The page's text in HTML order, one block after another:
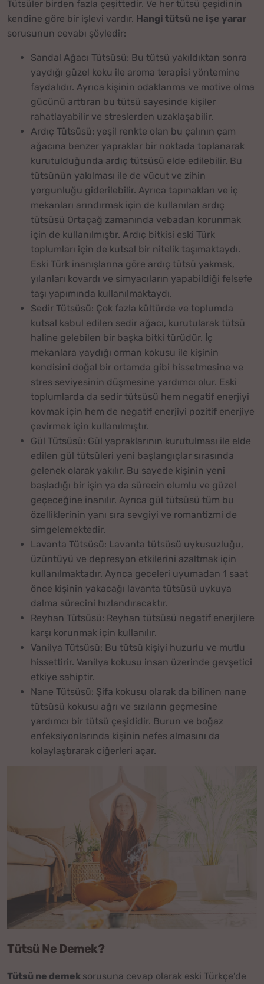
Tütsüler birden fazla çeşittedir. Ve her tütsü çeşidinin
kendine göre bir işlevi vardır. Hangi tütsü ne işe yarar
sorusunun cevabı şöyledir:
Sandal Ağacı Tütsüsü: Bu tütsü yakıldıktan sonra
yaydığı güzel koku ile aroma terapisi yöntemine
faydalıdır. Ayrıca kişinin odaklanma ve motive olma
gücünü arttıran bu tütsü sayesinde kişiler
rahatlayabilir ve streslerden uzaklaşabilir.
Ardıç Tütsüsü: yeşil renkte olan bu çalının çam
ağacına benzer yapraklar bir noktada toplanarak
kurutulduğunda ardıç tütsüsü elde edilebilir. Bu
tütsünün yakılması ile de vücut ve zihin
yorgunluğu giderilebilir. Ayrıca tapınakları ve iç
mekanları arındırmak için de kullanılan ardıç
tütsüsü Ortaçağ zamanında vebadan korunmak
için de kullanılmıştır. Ardıç bitkisi eski Türk
toplumları için de kutsal bir nitelik taşımaktaydı.
Eski Türk inanışlarına göre ardıç tütsü yakmak,
yılanları kovardı ve simyacıların yapabildiği felsefe
taşı yapımında kullanılmaktaydı.
Sedir Tütsüsü: Çok fazla kültürde ve toplumda
kutsal kabul edilen sedir ağacı, kurutularak tütsü
haline gelebilen bir başka bitki türüdür. İç
mekanlara yaydığı orman kokusu ile kişinin
kendisini doğal bir ortamda gibi hissetmesine ve
stres seviyesinin düşmesine yardımcı olur. Eski
toplumlarda da sedir tütsüsü hem negatif enerjiyi
kovmak için hem de negatif enerjiyi pozitif enerjiye
çevirmek için kullanılmıştır.
Gül Tütsüsü: Gül yapraklarının kurutulması ile elde
edilen gül tütsüleri yeni başlangıçlar sırasında
gelenek olarak yakılır. Bu sayede kişinin yeni
başladığı bir işin ya da sürecin olumlu ve güzel
geçeceğine inanılır. Ayrıca gül tütsüsü tüm bu
özelliklerinin yanı sıra sevgiyi ve romantizmi de
simgelemektedir.
Lavanta Tütsüsü: Lavanta tütsüsü uykusuzluğu,
üzüntüyü ve depresyon etkilerini azaltmak için
kullanılmaktadır. Ayrıca geceleri uyumadan 1 saat
önce kişinin yakacağı lavanta tütsüsü uykuya
dalma sürecini hızlandıracaktır.
Reyhan Tütsüsü: Reyhan tütsüsü negatif enerjilere
karşı korunmak için kullanılır.
Vanilya Tütsüsü: Bu tütsü kişiyi huzurlu ve mutlu
hissettirir. Vanilya kokusu insan üzerinde gevşetici
etkiye sahiptir.
Nane Tütsüsü: Şifa kokusu olarak da bilinen nane
tütsüsü kokusu ağrı ve sızıların geçmesine
yardımcı bir tütsü çeşididir. Burun ve boğaz
enfeksiyonlarında kişinin nefes almasını da
kolaylaştırarak ciğerleri açar.
Tütsü Ne Demek?
Tütsü ne demek sorusuna cevap olarak eski Türkçe’de